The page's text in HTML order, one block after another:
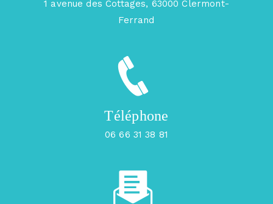
1 avenue des Cottages, 63000 Clermont-
Ferrand
Téléphone
06 66 31 38 81